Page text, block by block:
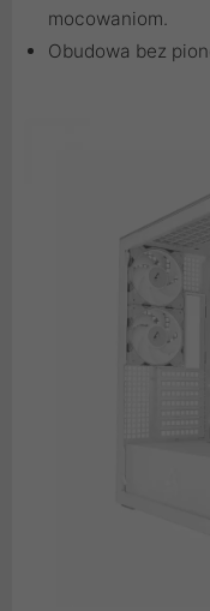
mocowaniom.
Obudowa bez